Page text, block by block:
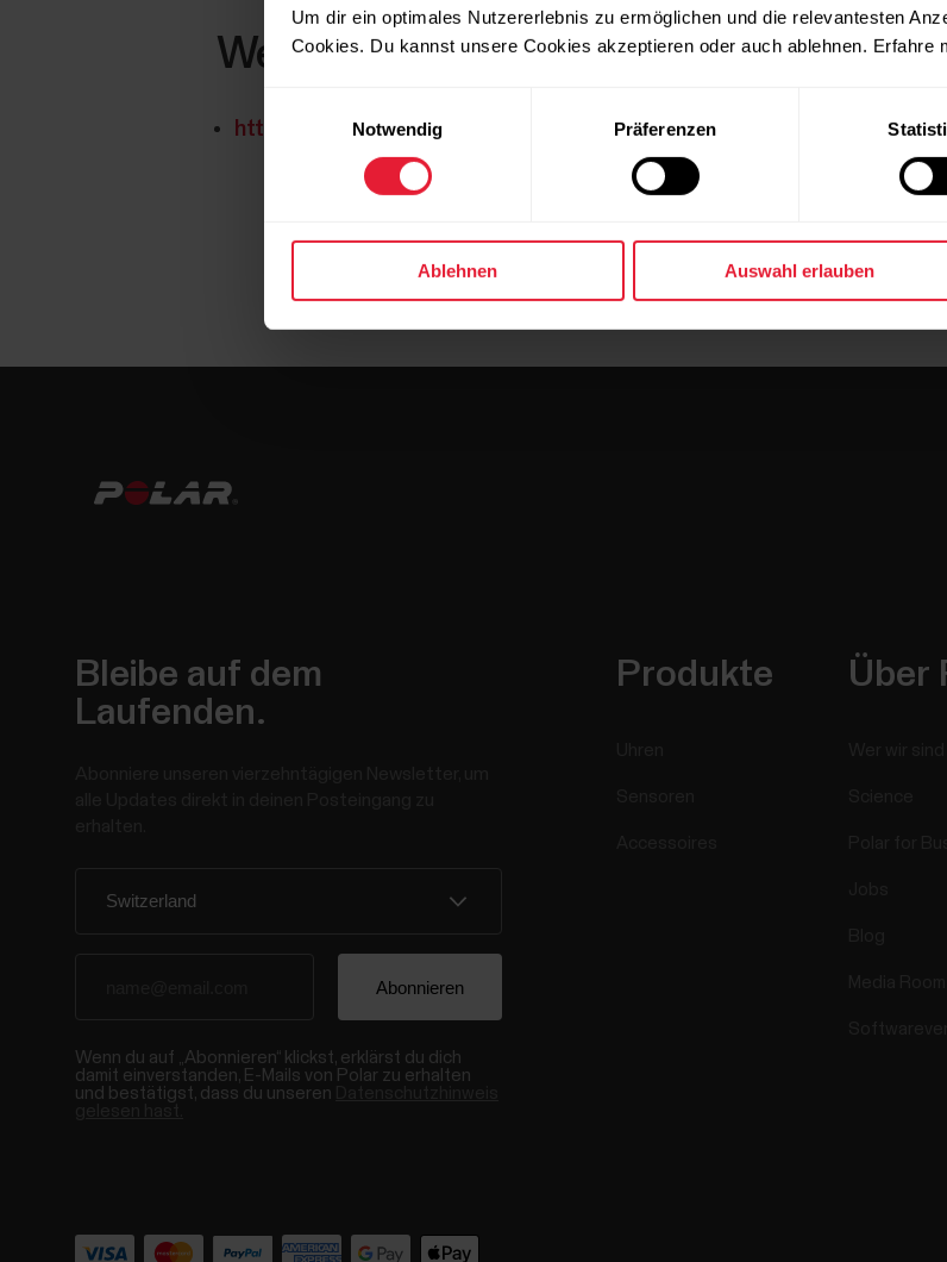
Um dir ein optimales Nutzererlebnis zu ermöglichen und die relevantesten
Cookies. Du kannst unsere Cookies akzeptieren oder auch ablehnen. Erfahre
Notwendig
Präferenzen
Ablehnen Auswahl erlauben
Weiterführende Informationen
https://www.polar.com/img/static/whitepapers/pdf/polar-walking-test-
Bleibe auf dem
Laufenden.
Wenn du auf „Abonnieren“ klickst, erklärst du dich
damit einverstanden, E-Mails von Polar zu erhalten
und bestätigst, dass du unseren
Produkte Über